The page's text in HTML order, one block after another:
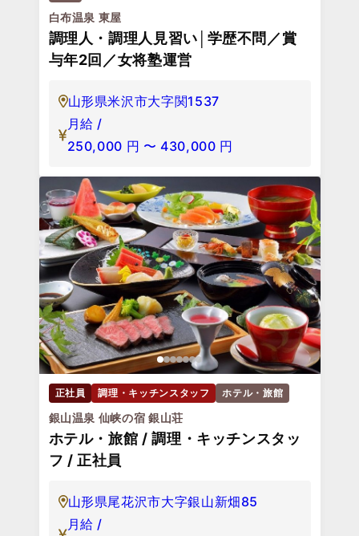
白布温泉 東屋
調理人・調理人見習い│学歴不問／賞
与年2回／女将塾運営
山形県米沢市大字関1537
月給 /
250,000 円 〜 430,000 円
正社員 調理・キッチンスタッフ ホテル・旅館
銀山温泉 仙峡の宿 銀山荘
ホテル・旅館 / 調理・キッチンスタッ
フ / 正社員
山形県尾花沢市大字銀山新畑85
月給 /